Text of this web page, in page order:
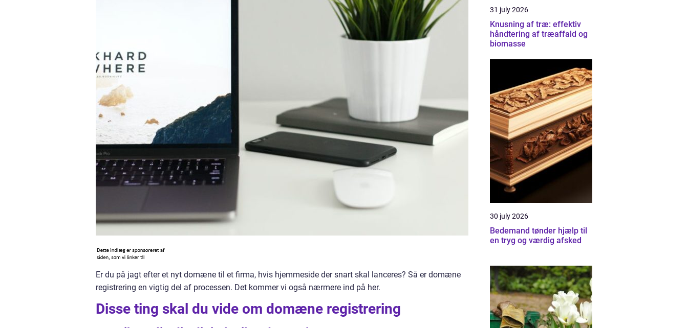
Er du på jagt efter et nyt domæne til et firma, hvis hjemmeside der snart skal lanceres? Så er domæne
registrering en vigtig del af processen. Det kommer vi også nærmere ind på her.
Disse ting skal du vide om domæne registrering
31 july 2026
Knusning af træ: effektiv
håndtering af træaffald og
biomasse
30 july 2026
Bedemand tønder hjælp til
en tryg og værdig afsked